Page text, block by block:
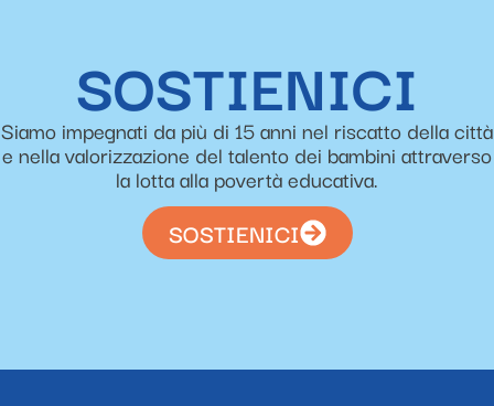
SOSTIENICI
Siamo impegnati da più di 15 anni nel riscatto della città
e nella valorizzazione del talento dei bambini attraverso
la lotta alla povertà educativa.
SOSTIENICI